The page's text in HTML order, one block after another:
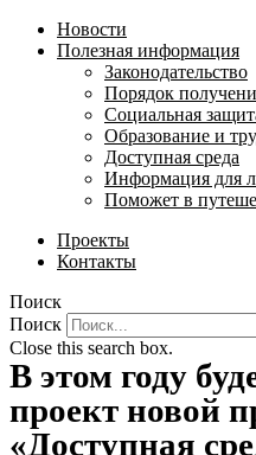
Новости
Полезная информация
Законодательство
Порядок
Социальная
Образование и
Доступная среда
Информация для
Поможет в
Проекты
Контакты
Поиск
Поиск
Close this search box.
В этом году
проект новой
«Доступная